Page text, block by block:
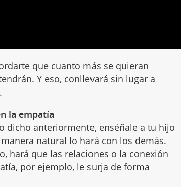
que cuanto más se quieran
Y eso, conllevará sin lugar a
la empatía
dicho anteriormente, enséñale a tu hijo
natural lo hará con los demás.
hará que las relaciones o la conexión
por ejemplo, le surja de forma